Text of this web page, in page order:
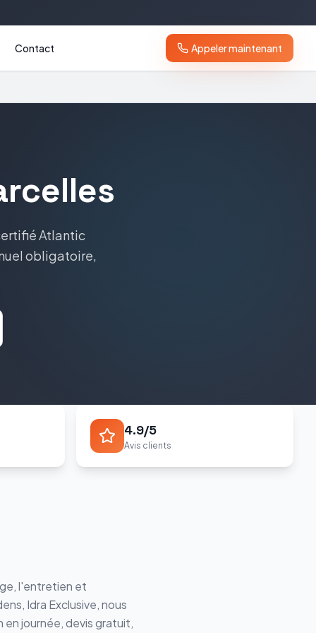
Contact Appeler maintenant
Atlantic
obligatoire,
4.9/5
Avis clients
l'entretien et
Idra Exclusive, nous
en journée, devis gratuit,